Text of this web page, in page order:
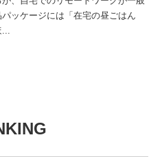
ッケージには「在宅の昼ごはん